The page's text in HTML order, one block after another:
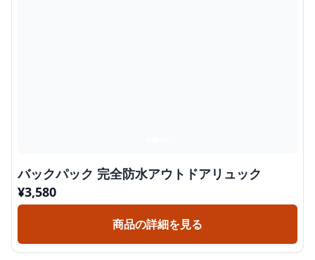
バックパック 完全防水アウトドアリュック
¥3,580
商品の詳細を見る